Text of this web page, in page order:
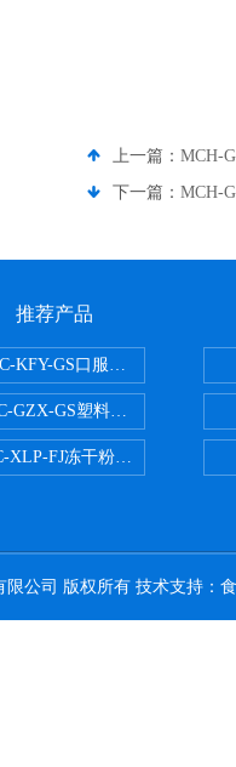
上一篇： MCH-
下一篇： MCH-
推荐产品
KFY-GS口服液灌装线
GZX-GS塑料瓶高速跟踪式灌
XLP-FJ冻干粉西林瓶灌装机
公司 版权所有 技术支持：